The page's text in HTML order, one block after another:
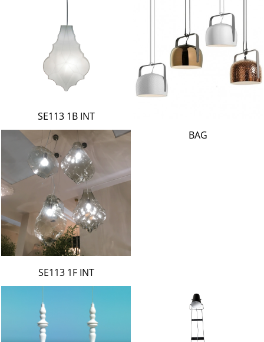
BAG
SE113 1B INT
SE113 1F INT